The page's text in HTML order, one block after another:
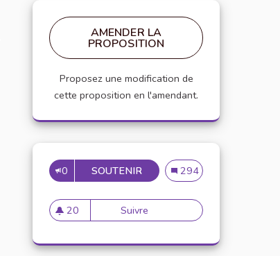
AMENDER LA
PROPOSITION
Proposez une modification de
cette proposition en l'amendant.
0 SOUTENIR MISE EN PLACE DE
Mise en place de
294
20
20 abonnés
Suivre Mise en place de référents